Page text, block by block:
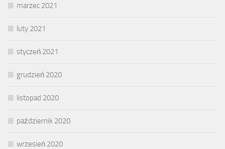
marzec 2021
luty 2021
styczeń 2021
grudzień 2020
listopad 2020
październik 2020
wrzesień 2020